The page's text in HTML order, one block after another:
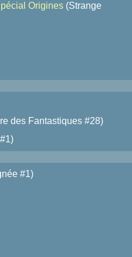
Origines (Strange
des Fantastiques #28)
#1)